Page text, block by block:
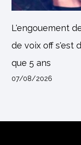
L'engouement
de voix off s'est
que 5 ans
07/08/2026